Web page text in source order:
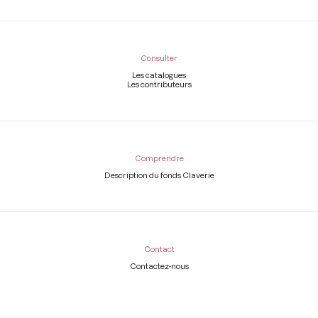
Consulter
Les catalogues
Les contributeurs
Comprendre
Description du fonds Claverie
Contact
Contactez-nous